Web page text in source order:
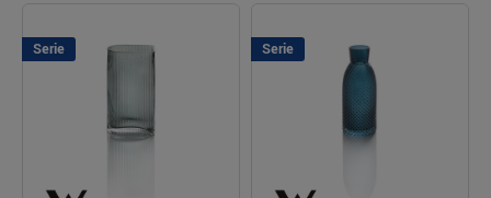
Serie Serie